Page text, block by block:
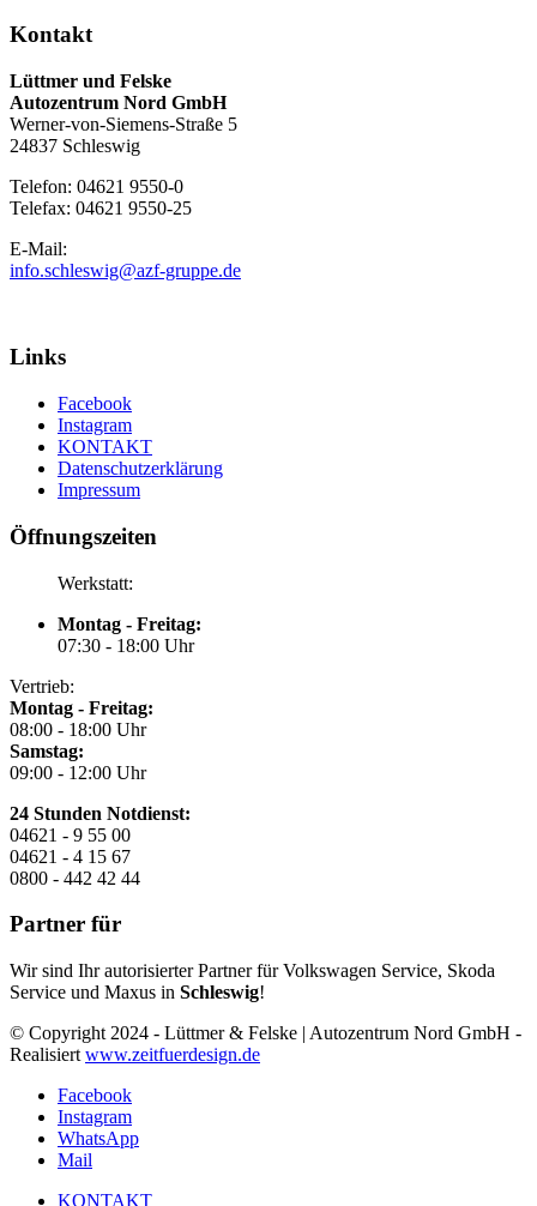
Kontakt
Lüttmer und Felske
Autozentrum Nord GmbH
Werner-von-Siemens-Straße 5
24837 Schleswig
Telefon: 04621 9550-0
Telefax: 04621 9550-25
E-Mail:
info.schleswig@azf-gruppe.de
Links
Facebook
Instagram
KONTAKT
Datenschutzerklärung
Impressum
Öffnungszeiten
Werkstatt:
Montag - Freitag:
07:30 - 18:00 Uhr
Vertrieb:
Montag - Freitag:
08:00 - 18:00 Uhr
Samstag:
09:00 - 12:00 Uhr
24 Stunden Notdienst:
04621 - 9 55 00
04621 - 4 15 67
0800 - 442 42 44
Partner für
Wir sind Ihr autorisierter Partner für Volkswagen Service, Skoda
Service und Maxus in Schleswig!
© Copyright 2024 - Lüttmer & Felske | Autozentrum Nord GmbH -
Realisiert www.zeitfuerdesign.de
Facebook
Instagram
WhatsApp
Mail
KONTAKT